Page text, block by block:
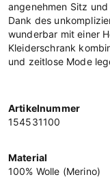
angenehmen Sitz
Dank des
wunderbar mit einer
Kleiderschrank
und zeitlose Mode
Artikelnummer
154531100
Material
100% Wolle (Merino)